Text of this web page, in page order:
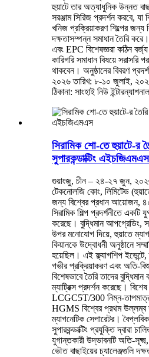
হুয়াটে তার অত্যাধুনিক উন্নত
সরঞ্জাম সিরিজ প্রদর্শন করবে, যা
খনিজ প্রক্রিয়াকরণ শিল্পের জন্য
দক্ষতাসম্পন্ন সমাধান তৈরি
এবং EPC বিশেষজ্ঞরা কঠিন
কারিগরি সমাধান বিষয়ে সরাসরি
থাকবেন। অনুষ্ঠানের বিবরণ
২০২৬ তারিখ: ৮-১০ জুলাই,
ঠিকানা: সাংহাই নিউ
সিরামিক শো-তে হুয়াটে-র
সুপারকন্ডাক্টিং এইচজিএমএস
গুয়াংজু, চীন – ২৪-২৭ জুন,
টেকনোলজি কোং, লিমিটেড
জন্য বিশ্বের প্রধান আয়োজন,
সিরামিক শিল্প প্রদর্শনীতে একটি
করেছে। বুদ্ধিমান আপগ্রেডিং,
উপর মনোযোগ দিয়ে, হুয়াতে
কিয়ানকে উদ্বোধনী অনুষ্ঠানে
হয়েছিল। এই ফ্ল্যাগশিপ ইভেন্টে,
গভীর প্রক্রিয়াকরণ এবং অতি-
বিশেষভাবে তৈরি তাদের বুদ্ধিমান
ম্যাট্রিক্স প্রদর্শন করেছে।
LCGC5T/300 নিম্ন-
HGMS বিশ্বের প্রথম উল্লম্ব
ম্যাগনেটিক সেপারেটর।
সুপারকন্ডাক্টিং প্রযুক্তি দ্বারা
যুগান্তকারী উদ্ভাবনটি অতি-
ভৌত বাছাইয়ের চ্যালেঞ্জগুলি